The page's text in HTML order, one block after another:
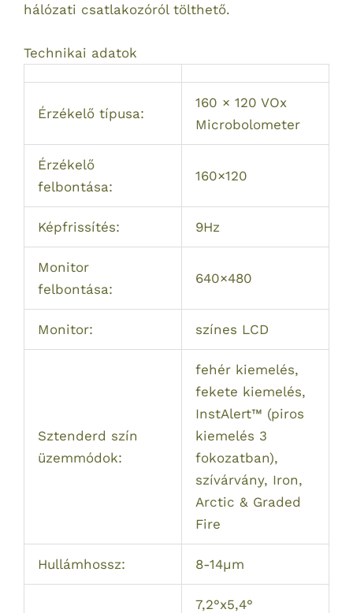
hálózati csatlakozóról tölthető.
Technikai adatok
Érzékelő típusa:
160 × 120 VOx
Microbolometer
Érzékelő
felbontása:
160×120
Képfrissítés: 9Hz
Monitor
felbontása:
640×480
Monitor: színes LCD
Sztenderd szín
üzemmódok:
fehér kiemelés,
fekete kiemelés,
InstAlert™ (piros
kiemelés 3
fokozatban),
szívárvány, Iron,
Arctic & Graded
Fire
Hullámhossz: 8-14µm
7,2°x5,4°